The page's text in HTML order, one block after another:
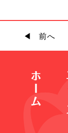
◀︎ 前へ